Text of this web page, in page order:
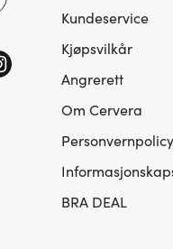
Kundeservice
Kjøpsvilkår
Angrerett
Om Cervera
Personvernpolicy
BRA DEAL